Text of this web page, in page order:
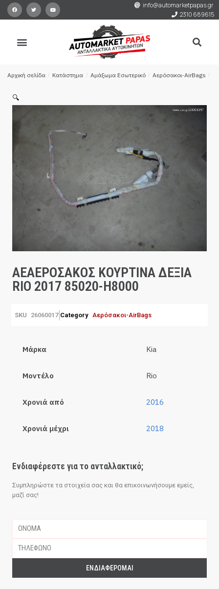
info@automarketpapas.gr
2310 689615
Αρχική σελίδα / Κατάστημα / Αμάξωμα Εσωτερικό / Αερόσακοι-AirBags /
🔍
ΑΕΑΕΡΟΣΑΚΟΣ ΚΟΥΡΤΙΝΑ ΔΕΞΙΑ
RIO 2017 85020-H8000
SKU 26060017 Category Αερόσακοι-AirBags
Μάρκα Kia
Μοντέλο Rio
Χρονιά από 2016
Χρονιά μέχρι 2018
Ενδιαφέρεστε για το ανταλλακτικό;
Συμπληρώστε τα στοιχεία σας και θα επικοινωνήσουμε εμείς,
μαζί σας!
ΕΝΔΙΑΦΈΡΟΜΑΙ